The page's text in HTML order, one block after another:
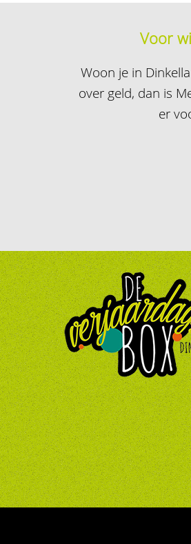
Voor
Woon je in
over geld, dan is
er